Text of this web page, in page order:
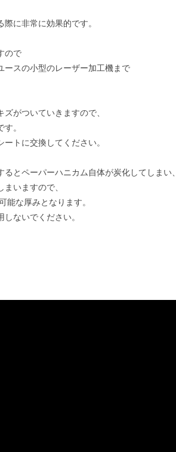
に非常に効果的です。
ので
ースの小型のレーザー加工機まで
がついていきますので、
。
トに交換してください。
とペーパーハニカム自体が炭化してしまい、
いますので、
能な厚みとなります。
ないでください。